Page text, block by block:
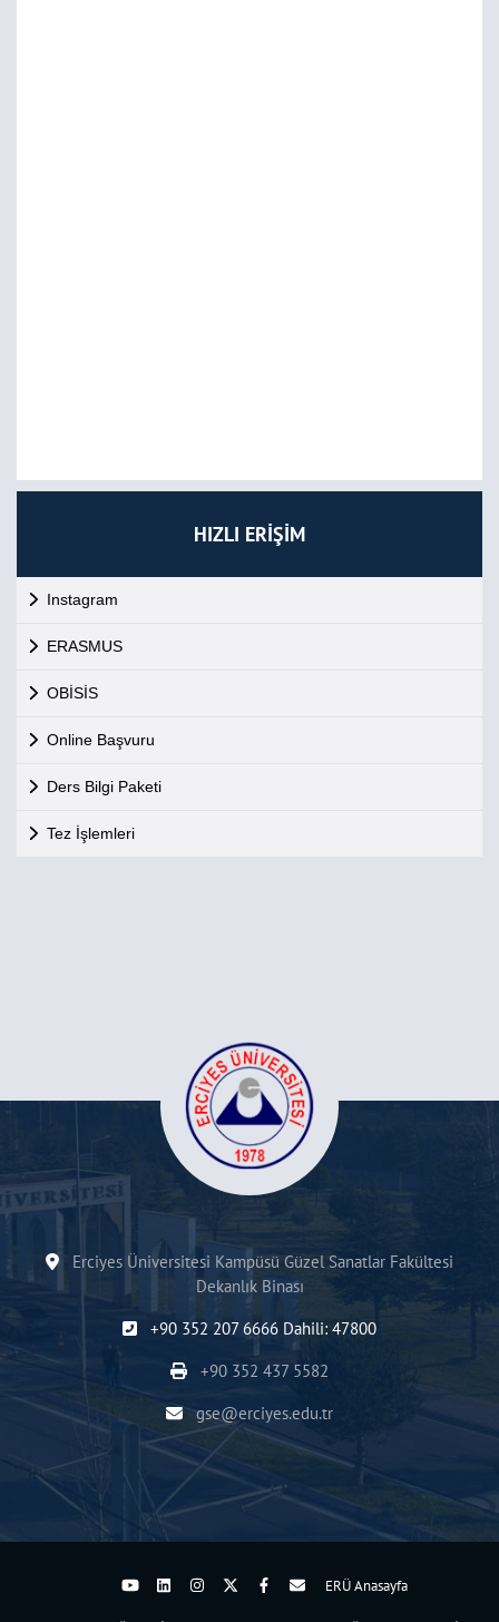
HIZLI ERİŞİM
Instagram
ERASMUS
OBİSİS
Online Başvuru
Ders Bilgi Paketi
Tez İşlemleri
Erciyes Üniversitesi Kampüsü Güzel Sanatlar Fakültesi
Dekanlık Binası
+90 352 207 6666 Dahili: 47800
+90 352 437 5582
gse@erciyes.edu.tr
ERÜ Anasayfa